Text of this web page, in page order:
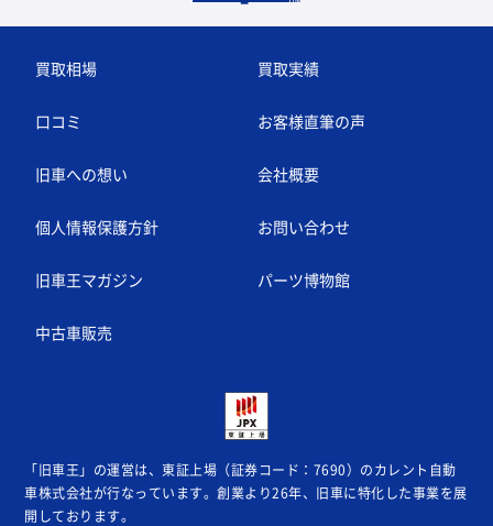
買取相場 買取実績
口コミ お客様直筆の声
旧車への想い 会社概要
個人情報保護方針 お問い合わせ
旧車王マガジン パーツ博物館
中古車販売
「旧車王」の運営は、東証上場（証券コード：7690）のカレント自動
車株式会社が行なっています。創業より26年、旧車に特化した事業を展
開しております。